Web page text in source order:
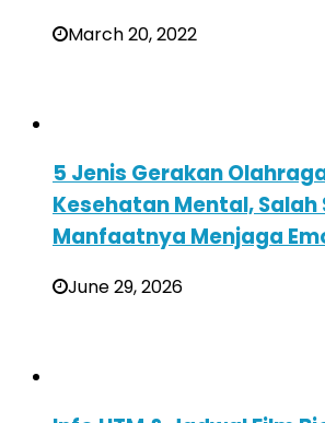
March 20, 2022
5 Jenis Gerakan
Kesehatan Mental, Salah
Manfaatnya Menjaga
June 29, 2026